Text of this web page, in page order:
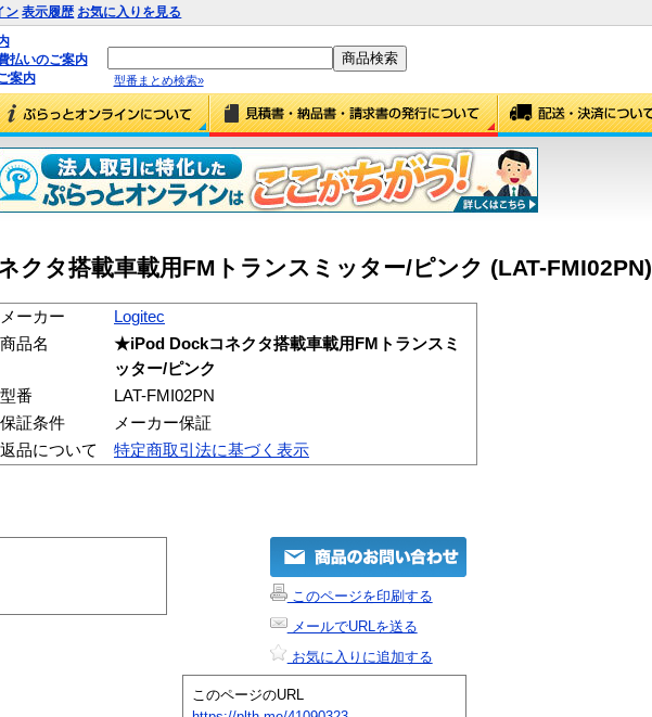
ン 表示履歴 お気に入りを見る
払いのご案内
案内
型番まとめ検索»
タ搭載車載用FMトランスミッター/ピンク (LAT-FMI02PN)
メーカー
Logitec
商品名
★iPod Dockコネクタ搭載車載用FMトランスミ
ッター/ピンク
型番
LAT-FMI02PN
保証条件
メーカー保証
返品について
特定商取引法に基づく表示
このページを印刷する
メールでURLを送る
お気に入りに追加する
このページのURL